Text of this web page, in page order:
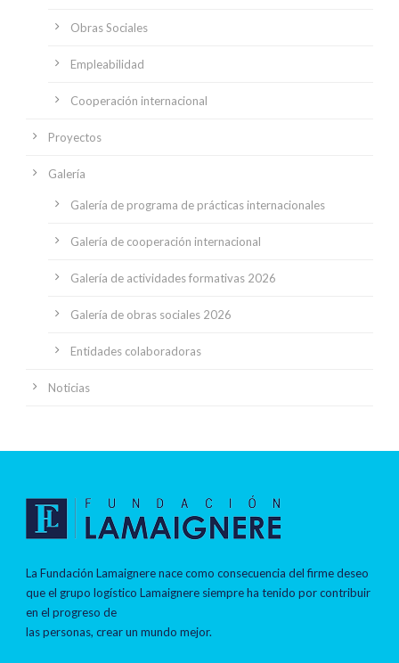
Obras Sociales
Empleabilidad
Cooperación internacional
Proyectos
Galería
Galería de programa de prácticas internacionales
Galería de cooperación internacional
Galería de actividades formativas 2026
Galería de obras sociales 2026
Entidades colaboradoras
Noticias
La Fundación Lamaignere nace como consecuencia del firme deseo
que el grupo logístico Lamaignere siempre ha tenido por contribuir
en el progreso de
las personas, crear un mundo mejor.